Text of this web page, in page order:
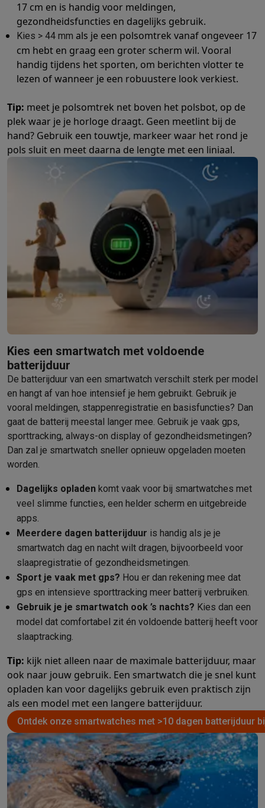
17 cm en is handig voor meldingen,
gezondheidsfuncties en dagelijks gebruik.
Kies > 44 mm als je een polsomtrek vanaf ongeveer 17
cm hebt en graag een groter scherm wil. Vooral
handig tijdens het sporten, om berichten vlotter te
lezen of wanneer je een robuustere look verkiest.
Tip: meet je polsomtrek net boven het polsbot, op de
plek waar je je horloge draagt. Geen meetlint bij de
hand? Gebruik een touwtje, markeer waar het rond je
pols sluit en meet daarna de lengte met een liniaal.
Kies een smartwatch met voldoende
batterijduur
De batterijduur van een smartwatch verschilt sterk per model
en hangt af van hoe intensief je hem gebruikt. Gebruik je
vooral meldingen, stappenregistratie en basisfuncties? Dan
gaat de batterij meestal langer mee. Gebruik je vaak gps,
sporttracking, always-on display of gezondheidsmetingen?
Dan zal je smartwatch sneller opnieuw opgeladen moeten
worden.
Dagelijks opladen komt vaak voor bij smartwatches met
veel slimme functies, een helder scherm en uitgebreide
apps.
Meerdere dagen batterijduur is handig als je je
smartwatch dag en nacht wilt dragen, bijvoorbeeld voor
slaapregistratie of gezondheidsmetingen.
Sport je vaak met gps? Hou er dan rekening mee dat
gps en intensieve sporttracking meer batterij verbruiken.
Gebruik je je smartwatch ook ’s nachts? Kies dan een
model dat comfortabel zit én voldoende batterij heeft voor
slaaptracking.
Tip: kijk niet alleen naar de maximale batterijduur, maar
ook naar jouw gebruik. Een smartwatch die je snel kunt
opladen kan voor dagelijks gebruik even praktisch zijn
als een model met een langere batterijduur.
Ontdek onze smartwatches met >10 dagen batterijduur